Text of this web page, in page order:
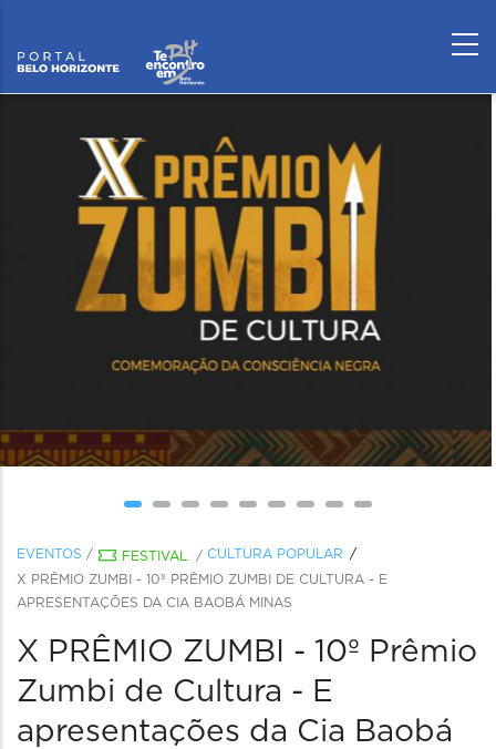
EVENTOS / FESTIVAL / CULTURA POPULAR
X PRÊMIO ZUMBI - 10º PRÊMIO ZUMBI DE CULTURA - E
APRESENTAÇÕES DA CIA BAOBÁ MINAS
X PRÊMIO ZUMBI - 10º Prêmio
Zumbi de Cultura - E
apresentações da Cia Baobá